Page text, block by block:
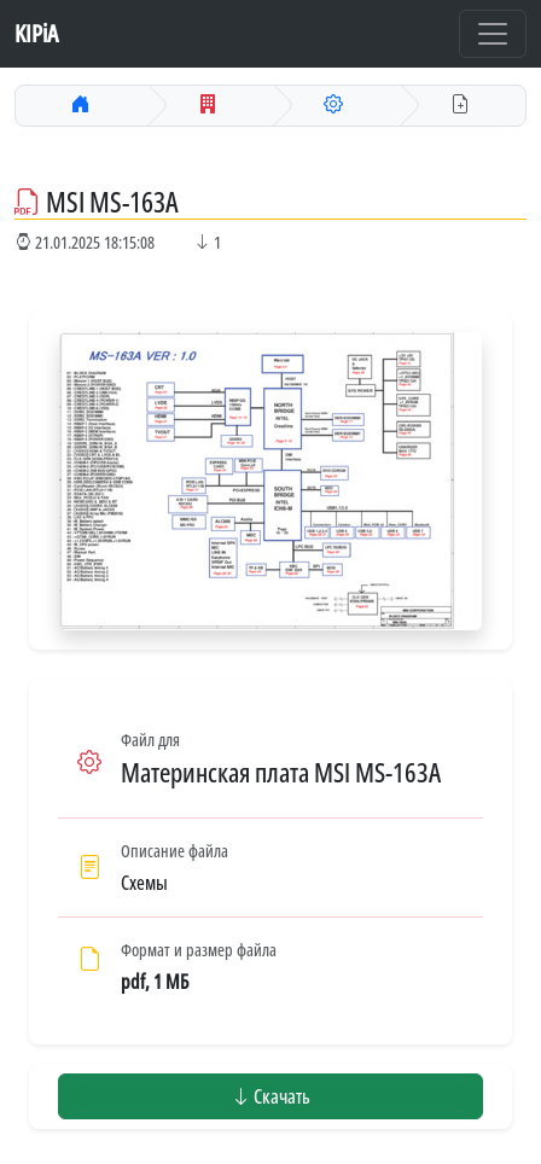
KIPiA
MSI MS-163A
21.01.2025 18:15:08 1
Файл для
Материнская плата MSI MS-163A
Описание файла
Схемы
Формат и размер файла
pdf, 1 МБ
Скачать